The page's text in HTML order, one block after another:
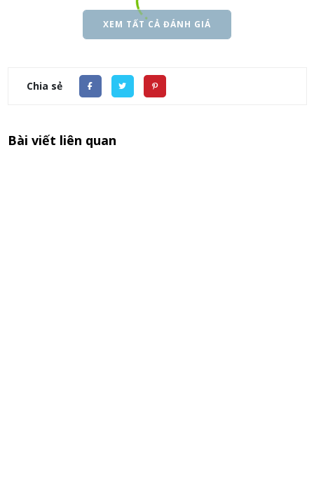
XEM TẤT CẢ ĐÁNH GIÁ
Chia sẻ
Bài viết liên quan